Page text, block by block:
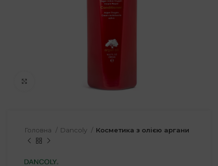
Головна Dancoly Косметика з олією аргани